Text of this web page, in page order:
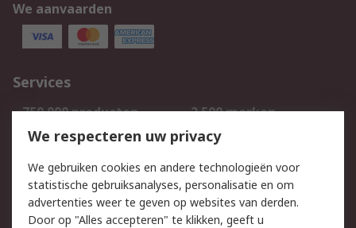
We aanvaarden
Services
750.000 producten
2.500 merken
Bestellen
Inkoopoplossingen
Track & Trace
Wettelijk
We respecteren uw privacy
We gebruiken cookies en andere technologieën voor
statistische gebruiksanalyses, personalisatie en om
advertenties weer te geven op websites van derden.
Door op "Alles accepteren" te klikken, geeft u